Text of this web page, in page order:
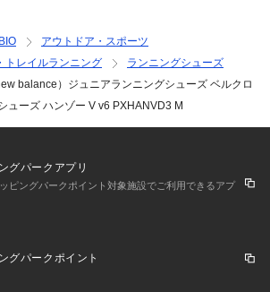
て】
で、接着剤の付着や縫製のズレ・歪みが
す。ご理解、ご了承の上、お買い求めくだ
の差がある場合はメールにてお問い合わ
社カラー表記がメーカーカラー表記と異
る場合があります。
アウトドア・スポーツ
トレイルランニング
ランニングシューズ
balance）ジュニアランニングシューズ ベルクロ
ューズ ハンゾー V v6 PXHANVD3 M
グパークアプリ
ピングパークポイント対象施設でご利用できるアプ
グパークポイント